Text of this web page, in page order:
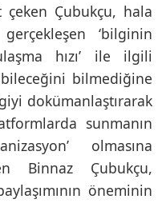
çeken Çubukçu, hala
‘bilginin
hızı’ ile ilgili
bilmediğine
dokümanlaştırarak
sunmanın
olmasına
Binnaz Çubukçu,
öneminin